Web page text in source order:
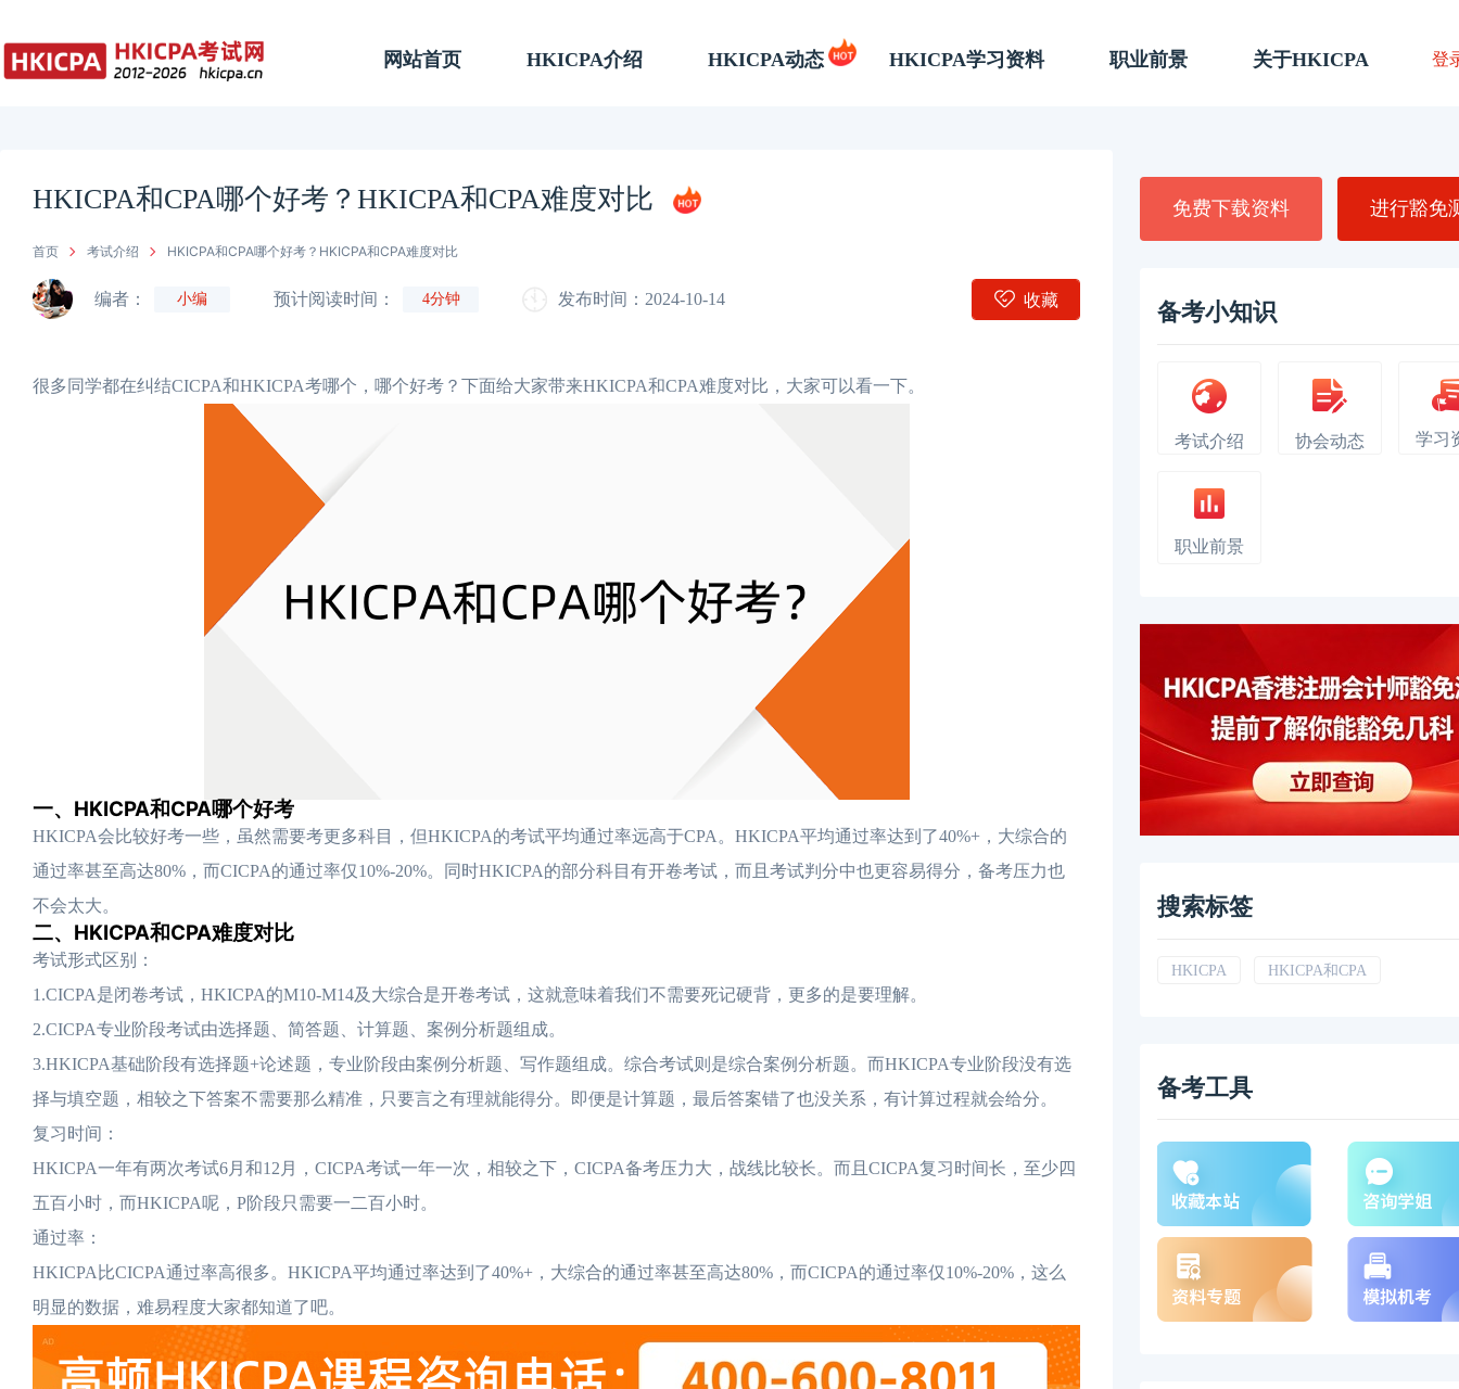
网站首页 HKICPA介绍 HKICPA动态 HKICPA学习资料 职业前景 关于HKICPA 登
HKICPA和CPA哪个好考？HKICPA和CPA难度对比
首页 考试介绍 HKICPA和CPA哪个好考？HKICPA和CPA难度对比
编者： 小编 预计阅读时间： 4分钟 发布时间：2024-10-14 收藏
很多同学都在纠结CICPA和HKICPA考哪个，哪个好考？下面给大家带来HKICPA和CPA难度对比，大家可以看一下。
一、HKICPA和CPA哪个好考
HKICPA会比较好考一些，虽然需要考更多科目，但HKICPA的考试平均通过率远高于CPA。HKICPA平均通过率达到了40%+，大综合的
通过率甚至高达80%，而CICPA的通过率仅10%-20%。同时HKICPA的部分科目有开卷考试，而且考试判分中也更容易得分，备考压力也
不会太大。
二、HKICPA和CPA难度对比
考试形式区别：
1.CICPA是闭卷考试，HKICPA的M10-M14及大综合是开卷考试，这就意味着我们不需要死记硬背，更多的是要理解。
2.CICPA专业阶段考试由选择题、简答题、计算题、案例分析题组成。
3.HKICPA基础阶段有选择题+论述题，专业阶段由案例分析题、写作题组成。综合考试则是综合案例分析题。而HKICPA专业阶段没有选
择与填空题，相较之下答案不需要那么精准，只要言之有理就能得分。即便是计算题，最后答案错了也没关系，有计算过程就会给分。
复习时间：
HKICPA一年有两次考试6月和12月，CICPA考试一年一次，相较之下，CICPA备考压力大，战线比较长。而且CICPA复习时间长，至少四
五百小时，而HKICPA呢，P阶段只需要一二百小时。
通过率：
HKICPA比CICPA通过率高很多。HKICPA平均通过率达到了40%+，大综合的通过率甚至高达80%，而CICPA的通过率仅10%-20%，这么
明显的数据，难易程度大家都知道了吧。
免费下载资料 进行豁免
备考小知识
考试介绍 协会动态 学习
职业前景
搜索标签
HKICPA HKICPA和CPA
备考工具